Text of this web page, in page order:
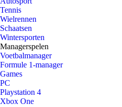
Tennis
Wielrennen
Schaatsen
Wintersporten
Managerspelen
Voetbalmanager
Formule 1-manager
Games
PC
Playstation 4
Xbox One